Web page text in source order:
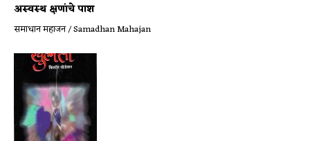
अस्वस्थ क्षणांचे पाश
समाधान महाजन / Samadhan Mahajan